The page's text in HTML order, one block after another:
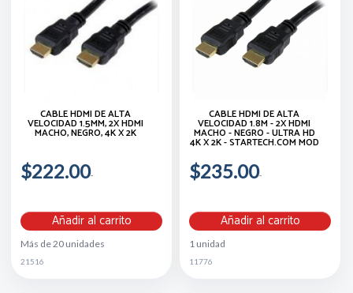
CABLE HDMI DE ALTA
VELOCIDAD 1.5MM, 2X HDMI
MACHO, NEGRO, 4K X 2K
$222.00
Añadir al carrito
Más de 20 unidades
21516
CABLE HDMI DE ALTA
VELOCIDAD 1.8M - 2X HDMI
MACHO - NEGRO - ULTRA HD
4K X 2K - STARTECH.COM MOD
$235.00
Añadir al carrito
1 unidad
11776